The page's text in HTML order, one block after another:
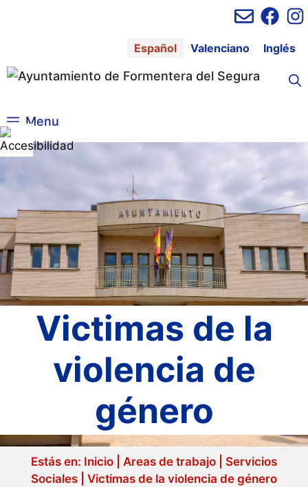
Español Valenciano Inglés
Menu
Victimas de la
violencia de
género
Estás en: Inicio Areas de trabajo
Servicios
Sociales
Victimas de la violencia de género